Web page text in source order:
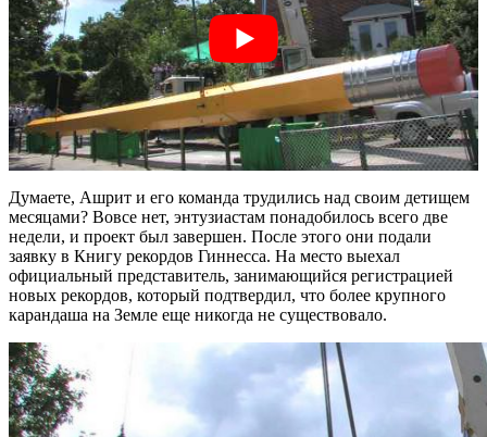
Думаете, Ашрит и его команда трудились над своим детищем
месяцами? Вовсе нет, энтузиастам понадобилось всего две
недели, и проект был завершен. После этого они подали
заявку в Книгу рекордов Гиннесса. На место выехал
официальный представитель, занимающийся регистрацией
новых рекордов, который подтвердил, что более крупного
карандаша на Земле еще никогда не существовало.